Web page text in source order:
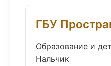
ГБУ
Образование и
Нальчик